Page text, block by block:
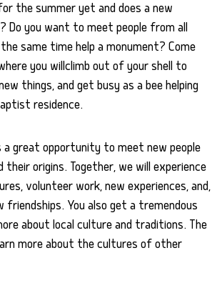
the summer yet and does a new
Do you want to meet people from all
same time help a monument? Come
you willclimb out of your shell to
things, and get busy as a bee helping
residence.
a great opportunity to meet new people
origins. Together, we will experience
volunteer work, new experiences, and,
You also get a tremendous
about local culture and traditions. The
more about the cultures of other